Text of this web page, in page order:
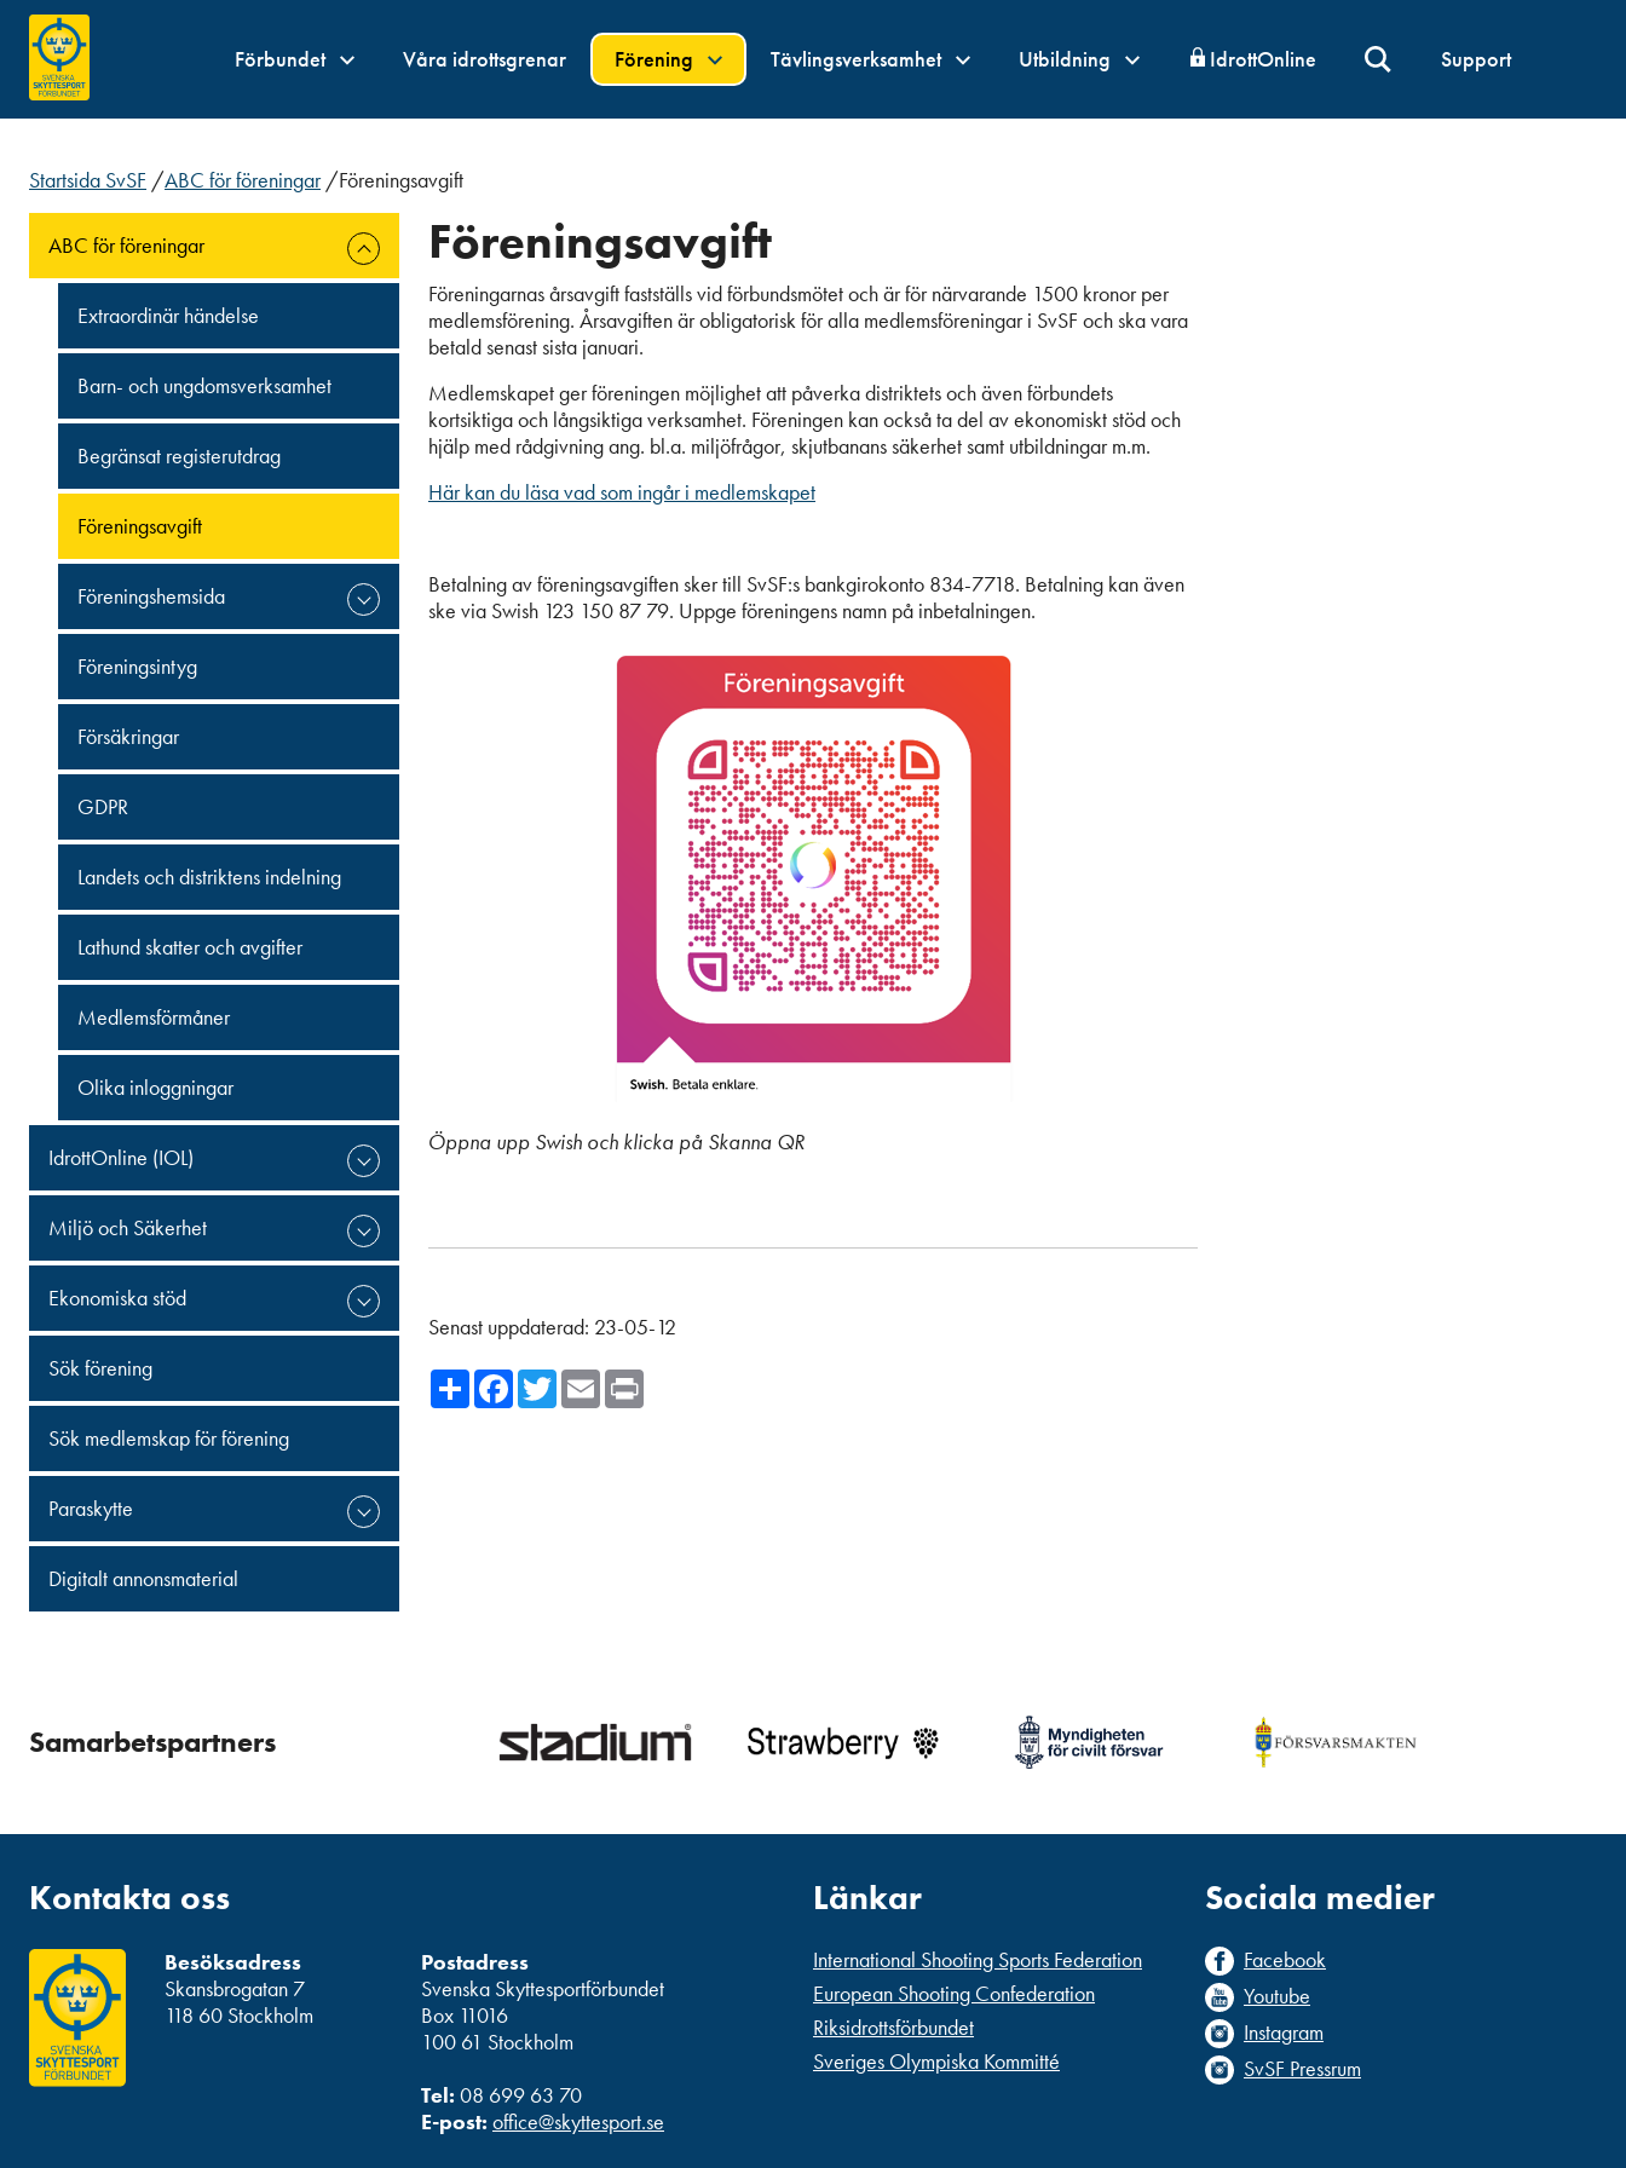
Förbundet Våra idrottsgrenar Förening Tävlingsverksamhet Utbildning IdrottOnline Support
Startsida SvSF /ABC för föreningar /Föreningsavgift
ABC för föreningar
Extraordinär händelse
Barn- och ungdomsverksamhet
Begränsat registerutdrag
Föreningsavgift
Föreningshemsida
Föreningsintyg
Försäkringar
GDPR
Landets och distriktens indelning
Lathund skatter och avgifter
Medlemsförmåner
Olika inloggningar
IdrottOnline (IOL)
Miljö och Säkerhet
Ekonomiska stöd
Sök förening
Sök medlemskap för förening
Paraskytte
Digitalt annonsmaterial
Föreningsavgift
Föreningarnas årsavgift fastställs vid förbundsmötet och är för närvarande 1500 kronor per
medlemsförening. Årsavgiften är obligatorisk för alla medlemsföreningar i SvSF och ska vara
betald senast sista januari.
Medlemskapet ger föreningen möjlighet att påverka distriktets och även förbundets
kortsiktiga och långsiktiga verksamhet. Föreningen kan också ta del av ekonomiskt stöd och
hjälp med rådgivning ang. bl.a. miljöfrågor, skjutbanans säkerhet samt utbildningar m.m.
Här kan du läsa vad som ingår i medlemskapet
Betalning av föreningsavgiften sker till SvSF:s bankgirokonto 834-7718. Betalning kan även
ske via Swish 123 150 87 79. Uppge föreningens namn på inbetalningen.
Öppna upp Swish och klicka på Skanna QR
Senast uppdaterad: 23-05-12
ShareFacebook
TwitterEmail
Samarbetspartners
Kontakta oss
Besöksadress
Skansbrogatan 7
118 60 Stockholm
Postadress
Svenska Skyttesportförbundet
Box 11016
100 61 Stockholm
Tel: 08 699 63 70
E-post: office@skyttesport.se
Länkar
International Shooting Sports Federation
European Shooting Confederation
Riksidrottsförbundet
Sveriges Olympiska Kommitté
Sociala medier
Facebook
Youtube
Instagram
SvSF Pressrum